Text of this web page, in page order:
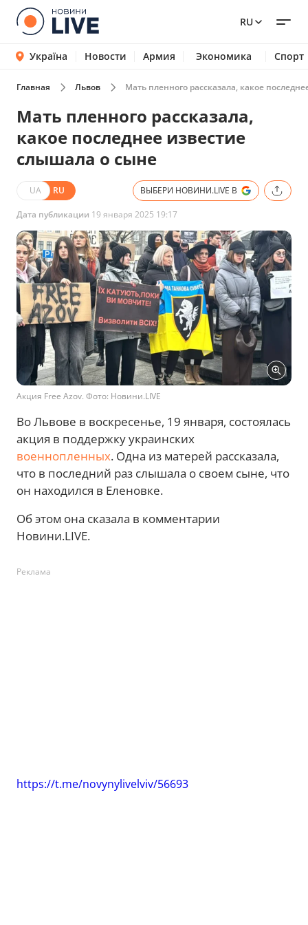
RU
Україна Новости Армия Экономика Спорт
Главная Львов Мать пленного рассказала, какое
Мать пленного рассказала,
какое последнее известие
слышала о сыне
UA RU ВЫБЕРИ НОВИНИ.LIVE В
Дата публикации 19 января 2025 19:17
Акция Free Azov. Фото: Новини.LIVE
Во Львове в воскресенье, 19 января, состоялась
акция в поддержку украинских
военнопленных. Одна из матерей рассказала,
что в последний раз слышала о своем сыне, что
он находился в Еленовке.
Об этом она сказала в комментарии
Новини.LIVE.
Реклама
https://t.me/novynylivelviv/56693